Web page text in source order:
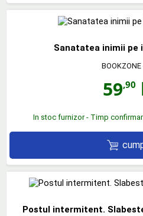
Sanatatea inimii
BOOKZONE
59,90
In stoc furnizor - Timp
Postul intermitent.